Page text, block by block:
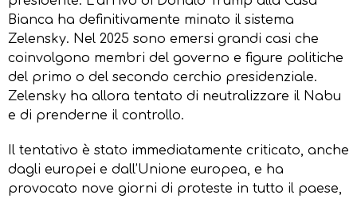
Bianca ha definitivamente minato il sistema
Zelensky. Nel 2025 sono emersi grandi casi che
coinvolgono membri del governo e figure politiche
del primo o del secondo cerchio presidenziale.
Zelensky ha allora tentato di neutralizzare il Nabu
e di prenderne il controllo.
Il tentativo è stato immediatamente criticato, anche
dagli europei e dall’Unione europea, e ha
provocato nove giorni di proteste in tutto il paese,